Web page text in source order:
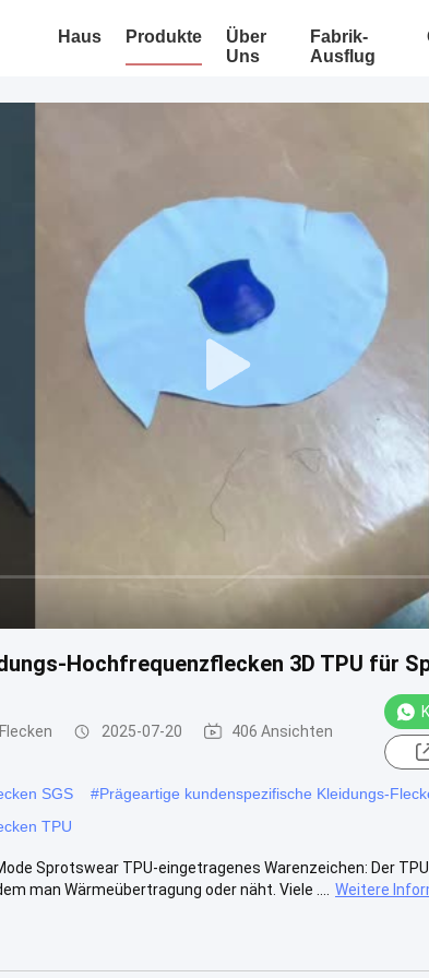
Haus Produkte
Über
Uns
Fabrik-
Ausflug
Hochfrequenzflecken 3D TPU für
2025-07-20 406 Ansichten
SGS #Prägeartige kundenspezifische Kleidungs-
TPU
Sprotswear TPU-eingetragenes Warenzeichen: Der
man Wärmeübertragung oder näht. Viele ....
Weitere